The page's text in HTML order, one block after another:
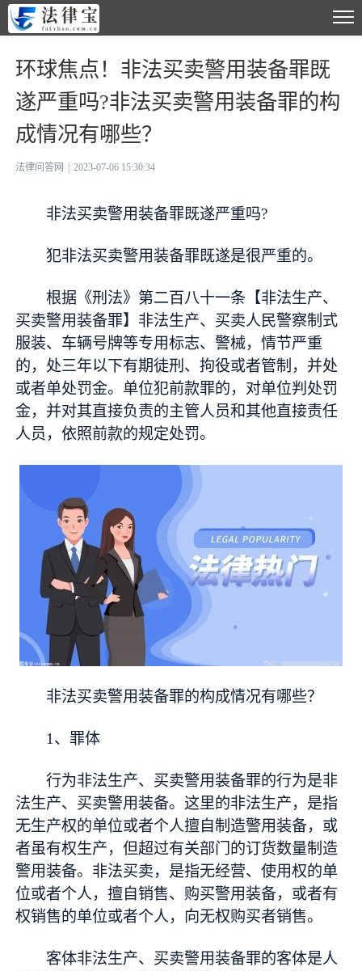
环球焦点！非法买卖警用装备罪既
遂严重吗?非法买卖警用装备罪的构
成情况有哪些？
法律问答网 2023-07-06 15:30:34
非法买卖警用装备罪既遂严重吗?
犯非法买卖警用装备罪既遂是很严重的。
根据《刑法》第二百八十一条【非法生产、
买卖警用装备罪】非法生产、买卖人民警察制式
服装、车辆号牌等专用标志、警械，情节严重
的，处三年以下有期徒刑、拘役或者管制，并处
或者单处罚金。单位犯前款罪的，对单位判处罚
金，并对其直接负责的主管人员和其他直接责任
人员，依照前款的规定处罚。
非法买卖警用装备罪的构成情况有哪些？
1、罪体
行为非法生产、买卖警用装备罪的行为是非
法生产、买卖警用装备。这里的非法生产，是指
无生产权的单位或者个人擅自制造警用装备，或
者虽有权生产，但超过有关部门的订货数量制造
警用装备。非法买卖，是指无经营、使用权的单
位或者个人，擅自销售、购买警用装备，或者有
权销售的单位或者个人，向无权购买者销售。
客体非法生产、买卖警用装备罪的客体是人